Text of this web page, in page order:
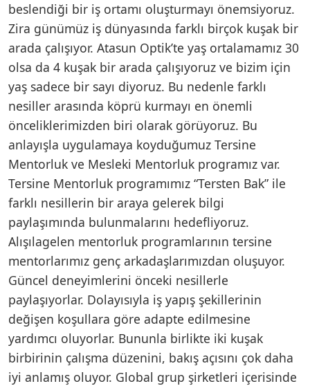
beslendiği bir iş ortamı oluşturmayı önemsiyoruz.
Zira günümüz iş dünyasında farklı birçok kuşak bir
arada çalışıyor. Atasun Optik’te yaş ortalamamız 30
olsa da 4 kuşak bir arada çalışıyoruz ve bizim için
yaş sadece bir sayı diyoruz. Bu nedenle farklı
nesiller arasında köprü kurmayı en önemli
önceliklerimizden biri olarak görüyoruz. Bu
anlayışla uygulamaya koyduğumuz Tersine
Mentorluk ve Mesleki Mentorluk programız var.
Tersine Mentorluk programımız “Tersten Bak” ile
farklı nesillerin bir araya gelerek bilgi
paylaşımında bulunmalarını hedefliyoruz.
Alışılagelen mentorluk programlarının tersine
mentorlarımız genç arkadaşlarımızdan oluşuyor.
Güncel deneyimlerini önceki nesillerle
paylaşıyorlar. Dolayısıyla iş yapış şekillerinin
değişen koşullara göre adapte edilmesine
yardımcı oluyorlar. Bununla birlikte iki kuşak
birbirinin çalışma düzenini, bakış açısını çok daha
iyi anlamış oluyor. Global grup şirketleri içerisinde